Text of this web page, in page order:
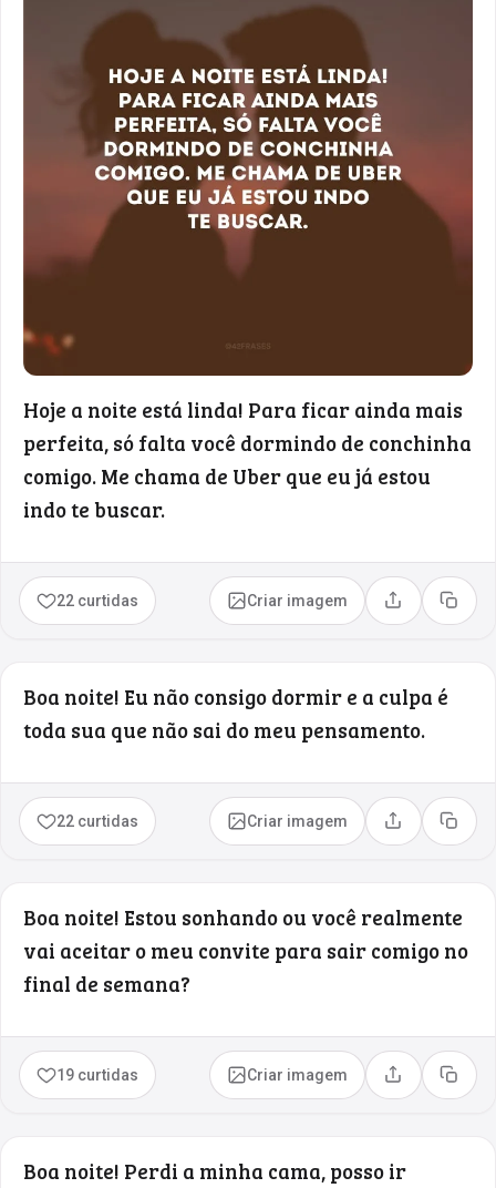
Hoje a noite está linda! Para ficar ainda mais
perfeita, só falta você dormindo de conchinha
comigo. Me chama de Uber que eu já estou
indo te buscar.
22 curtidas Criar imagem Compartilhar
Copiar
Boa noite! Eu não consigo dormir e a culpa é
toda sua que não sai do meu pensamento.
22 curtidas Criar imagem Compartilhar
Copiar
Boa noite! Estou sonhando ou você realmente
vai aceitar o meu convite para sair comigo no
final de semana?
19 curtidas Criar imagem Compartilhar
Copiar
Boa noite! Perdi a minha cama, posso ir